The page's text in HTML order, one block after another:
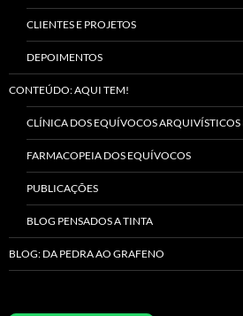
CLIENTES E PROJETOS
DEPOIMENTOS
CONTEÚDO: AQUI TEM!
CLÍNICA DOS EQUÍVOCOS ARQUIVÍSTICOS
FARMACOPEIA DOS EQUÍVOCOS
PUBLICAÇÕES
BLOG PENSADOS A TINTA
BLOG: DA PEDRA AO GRAFENO